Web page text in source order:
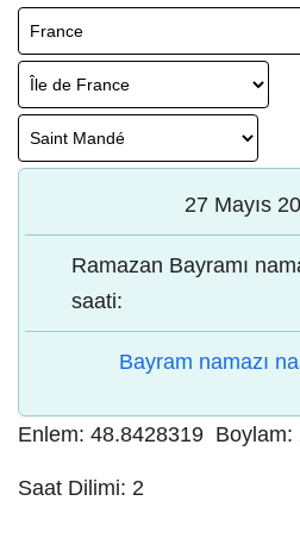
27 Mayıs
Ramazan Bayramı
saati:
Bayram namazı
Enlem: 48.8428319 Boylam:
Saat Dilimi: 2